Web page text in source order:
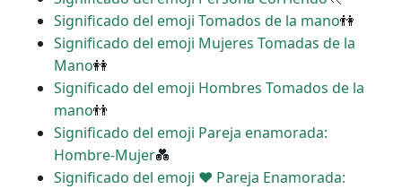
Significado del emoji Tomados de la mano👫
Significado del emoji Mujeres Tomadas de la
Mano👭
Significado del emoji Hombres Tomados de la
mano👬
Significado del emoji Pareja enamorada:
Hombre-Mujer💑
Significado del emoji ‍❤️‍ Pareja Enamorada: